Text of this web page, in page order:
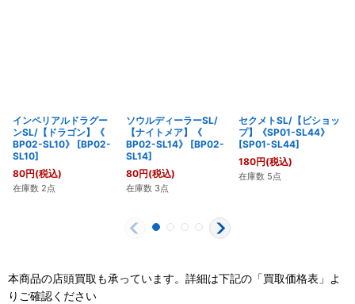
インペリアルドラグー
ンSL/【ドラゴン】《
BP02-SL10》
[BP02-
SL10]
80円(税込)
在庫数 2点
ソウルディーラーSL/
【ナイトメア】《
BP02-SL14》
[BP02-
SL14]
80円(税込)
在庫数 3点
セクメトSL/【ビショッ
プ】《SP01-SL44》
[SP01-SL44]
180円(税込)
在庫数 5点
本商品の店頭買取も承っています。詳細は下記の「買取価格表」よ
りご確認ください